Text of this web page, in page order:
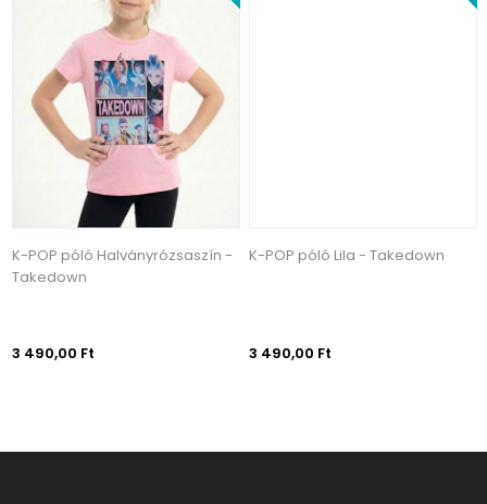
K-POP póló Halványrózsaszín -
Takedown
3 490,00 Ft
K-POP póló Lila - Takedown
3 490,00 Ft